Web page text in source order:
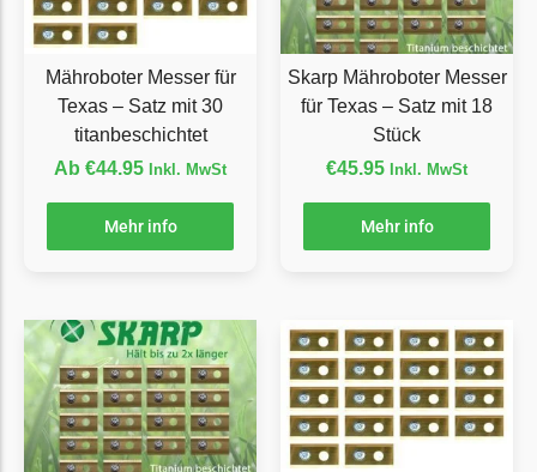
Begrenzungsdraht
Güde
Güde Messer
Begrenzungsdraht
Honda Messer
Kress Messer
Begrenzungsdraht
LandXcape
LandXcape Messer
Mähroboter Messer für
Texas – Satz mit 30
titanbeschichtet
Ab €44.95 Inkl. MwSt
Mehr info
Skarp Mähroboter Messer
für Texas – Satz mit 18
Stück
€45.95 Inkl. MwSt
Mehr info